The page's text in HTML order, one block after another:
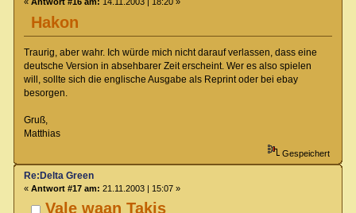
Hakon
Traurig, aber wahr. Ich würde mich nicht darauf verlassen, dass eine
deutsche Version in absehbarer Zeit erscheint. Wer es also spielen
will, sollte sich die englische Ausgabe als Reprint oder bei ebay
besorgen.
Gruß,
Matthias
Gespeichert
Vale waan Takis
Re:Delta Green
« Antwort #17 am: 21.11.2003 | 15:07 »